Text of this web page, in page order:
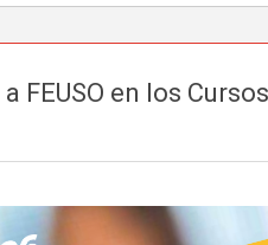
en los